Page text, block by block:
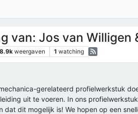
van: Jos van Willigen
8.9k weergaven 1 watching
gerelateerd profielwerkstuk
uit te voeren. In ons
dit mogelijk is! We hopen op een